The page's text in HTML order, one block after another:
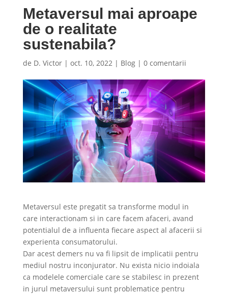
Metaversul mai aproape
de o realitate
sustenabila?
de D. Victor| oct. 10, 2022| Blog| 0 comentarii
Metaversul este pregatit sa transforme modul in
care interactionam si in care facem afaceri, avand
potentialul de a influenta fiecare aspect al afacerii si
experienta consumatorului.
Dar acest demers nu va fi lipsit de implicatii pentru
mediul nostru inconjurator. Nu exista nicio indoiala
ca modelele comerciale care se stabilesc in prezent
in jurul metaversului sunt problematice pentru